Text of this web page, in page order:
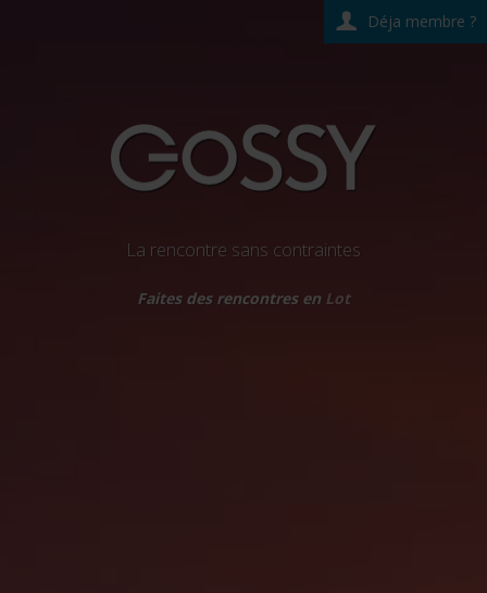
Déja membre ?
La rencontre sans contraintes
Faites des rencontres en Lot